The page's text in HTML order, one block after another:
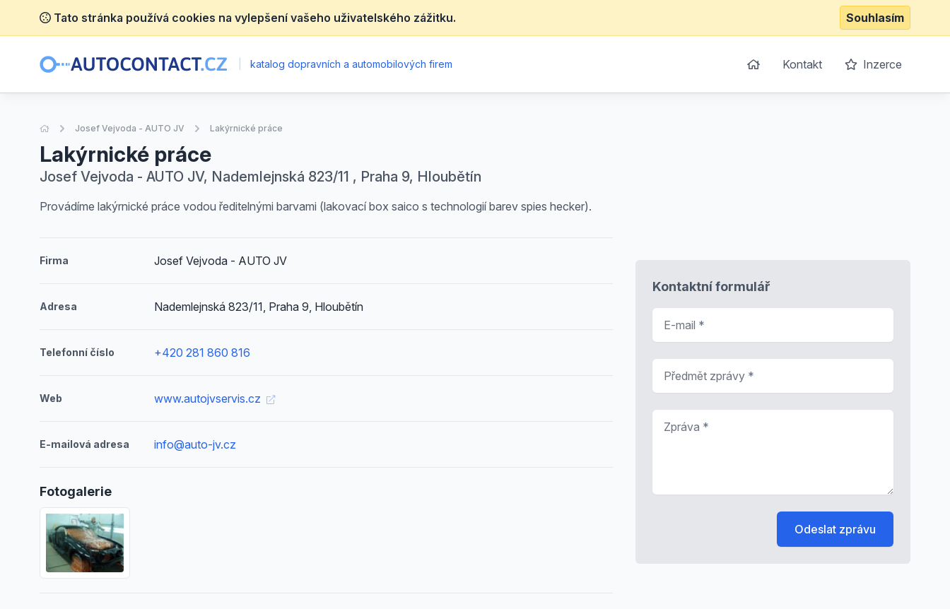
Tato stránka používá cookies na vylepšení vašeho uživatelského zážitku. Souhlasím
katalog dopravních a automobilových firem Kontakt Inzerce
Úvodní stránka
Josef Vejvoda - AUTO JV Lakýrnické práce
Lakýrnické práce
Josef Vejvoda - AUTO JV, Nademlejnská 823/11 , Praha 9, Hloubětín
Provádíme lakýrnické práce vodou ředitelnými barvami (lakovací box saico s technologií barev spies hecker).
Firma Josef Vejvoda - AUTO JV
Adresa Nademlejnská 823/11, Praha 9, Hloubětín
Telefonní číslo +420 281 860 816
Web www.autojvservis.cz
E-mailová adresa info@auto-jv.cz
Fotogalerie
Kontaktní formulář
Odeslat zprávu